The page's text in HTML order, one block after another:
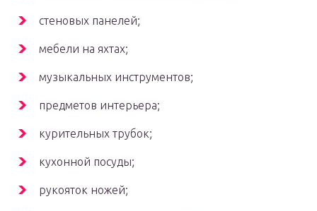
стеновых панелей;
мебели на яхтах;
музыкальных инструментов;
предметов интерьера;
курительных трубок;
кухонной посуды;
рукояток ножей;